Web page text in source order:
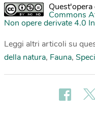
Commons
Non opere derivate 4.0
Leggi altri articoli su
della natura, Fauna,